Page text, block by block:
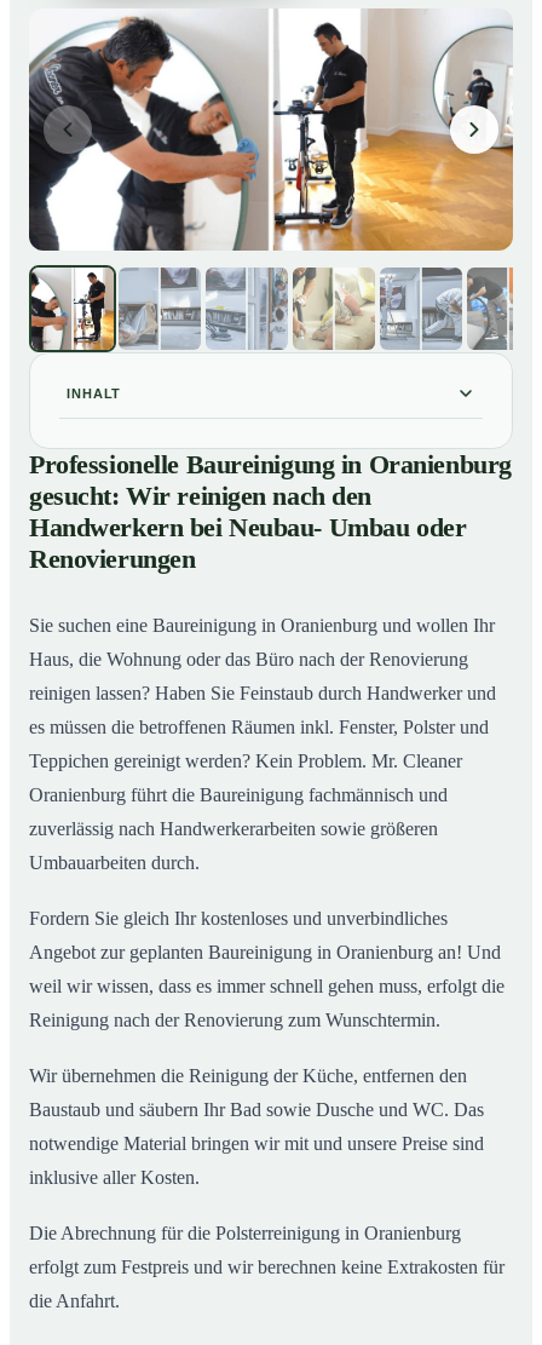
INHALT
01 Professionelle Baureinigung in Oranienburg gesucht:
Wir reinigen nach den Handwerkern bei Neubau-
Umbau oder Renovierungen
02Baureinigung in Oranienburg – Profis im Einsatz
Professionelle Baureinigung in Oranienburg
gesucht: Wir reinigen nach den
Handwerkern bei Neubau- Umbau oder
Renovierungen
Sie suchen eine Baureinigung in Oranienburg und wollen Ihr
Haus, die Wohnung oder das Büro nach der Renovierung
reinigen lassen? Haben Sie Feinstaub durch Handwerker und
es müssen die betroffenen Räumen inkl. Fenster, Polster und
Teppichen gereinigt werden? Kein Problem. Mr. Cleaner
Oranienburg führt die Baureinigung fachmännisch und
zuverlässig nach Handwerkerarbeiten sowie größeren
Umbauarbeiten durch.
Fordern Sie gleich Ihr kostenloses und unverbindliches
Angebot zur geplanten Baureinigung in Oranienburg an! Und
weil wir wissen, dass es immer schnell gehen muss, erfolgt die
Reinigung nach der Renovierung zum Wunschtermin.
Wir übernehmen die Reinigung der Küche, entfernen den
Baustaub und säubern Ihr Bad sowie Dusche und WC. Das
notwendige Material bringen wir mit und unsere Preise sind
inklusive aller Kosten.
Die Abrechnung für die Polsterreinigung in Oranienburg
erfolgt zum Festpreis und wir berechnen keine Extrakosten für
die Anfahrt.